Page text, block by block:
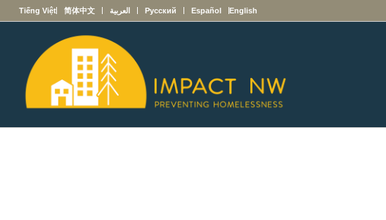
English
Español
Русский العربية 简体中文
Tiếng Việt